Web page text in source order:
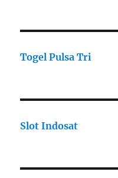
Togel Pulsa Tri
Slot Indosat